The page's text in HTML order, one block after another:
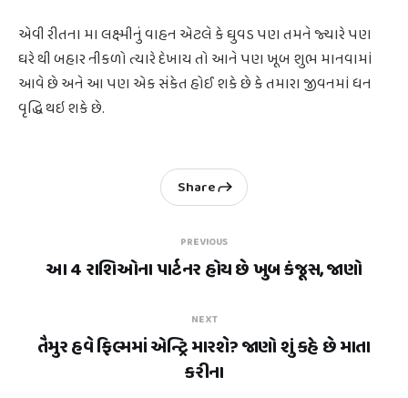
એવી રીતના મા લક્ષ્મીનું વાહન એટલે કે ઘુવડ પણ તમને જ્યારે પણ
ઘરે થી બહાર નીકળો ત્યારે દેખાય તો આને પણ ખૂબ શુભ માનવામાં
આવે છે અને આ પણ એક સંકેત હોઈ શકે છે કે તમારા જીવનમાં ધન
વૃદ્ધિ થઇ શકે છે.
PREVIOUS
આ 4 રાશિઓના પાર્ટનર હોય છે ખુબ કંજૂસ, જાણો
Share
NEXT
તૈમુર હવે ફિલ્મમાં એન્ટ્રિ મારશે? જાણો શું કહે છે માતા
કરીના